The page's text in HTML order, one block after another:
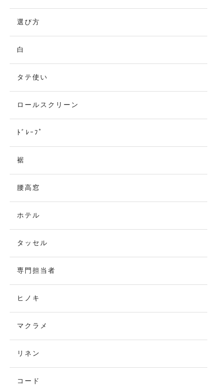
選び方
白
タテ使い
ロールスクリーン
ﾄﾞﾚｰﾌﾟ
裾
腰高窓
ホテル
タッセル
専門担当者
ヒノキ
マクラメ
リネン
コード